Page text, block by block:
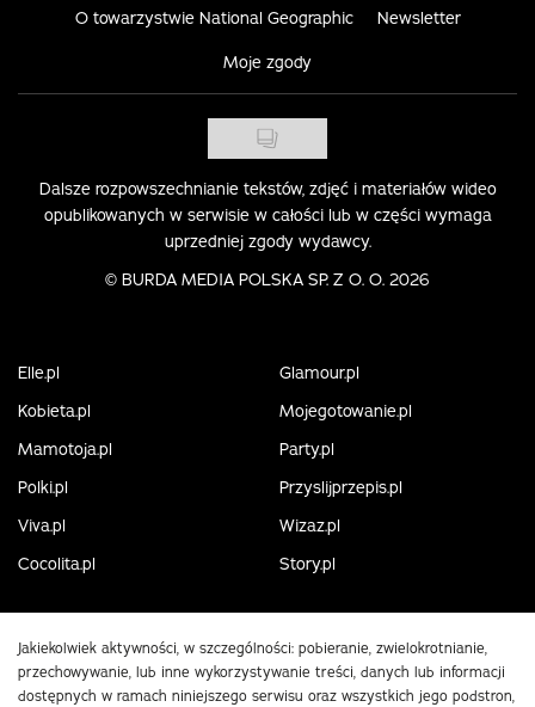
O towarzystwie National Geographic Newsletter
Moje zgody
Dalsze rozpowszechnianie tekstów, zdjęć i materiałów wideo
opublikowanych w serwisie w całości lub w części wymaga
uprzedniej zgody wydawcy.
© BURDA MEDIA POLSKA SP. Z O. O. 2026
Elle.pl
Glamour.pl
Kobieta.pl
Mojegotowanie.pl
Mamotoja.pl
Party.pl
Polki.pl
Przyslijprzepis.pl
Viva.pl
Wizaz.pl
Cocolita.pl
Story.pl
Jakiekolwiek aktywności, w szczególności: pobieranie, zwielokrotnianie,
przechowywanie, lub inne wykorzystywanie treści, danych lub informacji
dostępnych w ramach niniejszego serwisu oraz wszystkich jego podstron,